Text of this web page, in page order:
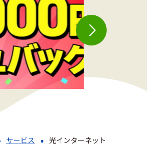
サービス 光インターネット